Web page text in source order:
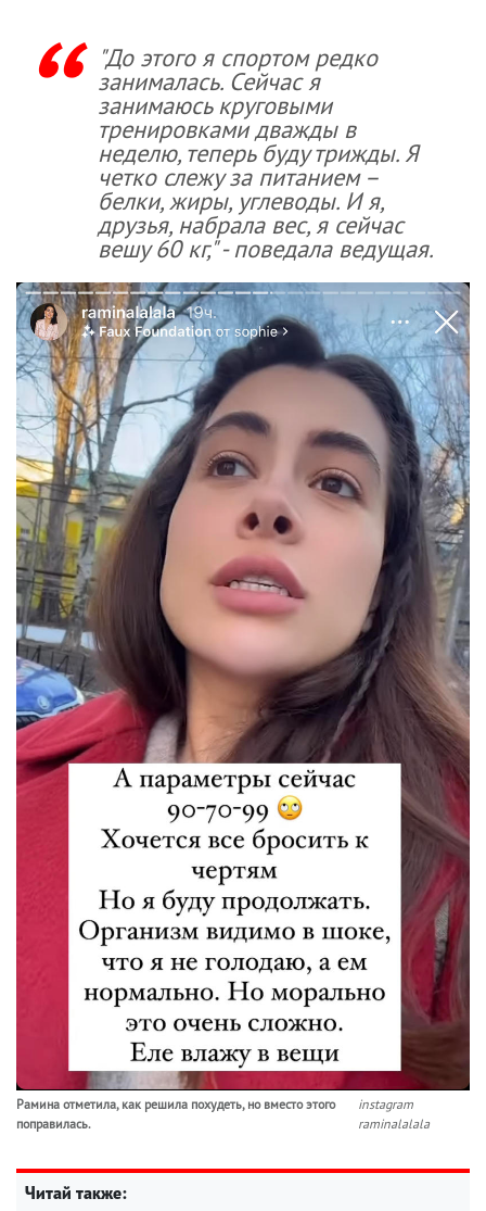
"До этого я спортом редко
занималась. Сейчас я
занимаюсь круговыми
тренировками дважды в
неделю, теперь буду трижды. Я
четко слежу за питанием –
белки, жиры, углеводы. И я,
друзья, набрала вес, я сейчас
вешу 60 кг," - поведала ведущая.
Рамина отметила, как решила похудеть, но вместо этого
поправилась.
instagram
raminalalala
Читай также: